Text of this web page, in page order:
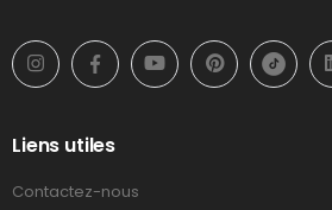
Liens utiles
Contactez-nous